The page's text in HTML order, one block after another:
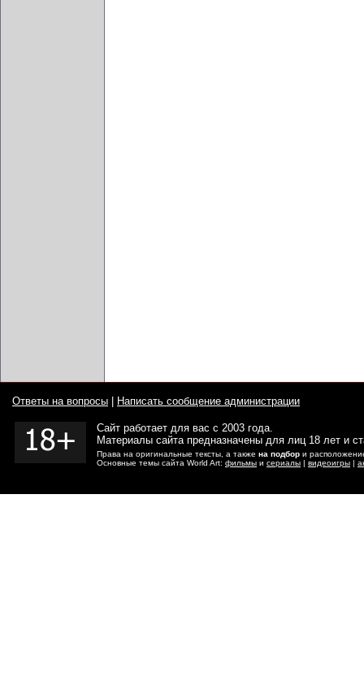
Ответы на вопросы Написать сообщение администрации
Сайт работает для вас с 2003 года.
Материалы сайта предназначены для лиц 18 лет и
Права на оригинальные тексты, а также на подбор и
Основные темы сайта World Art: фильмы и сериалы | видеоигры |